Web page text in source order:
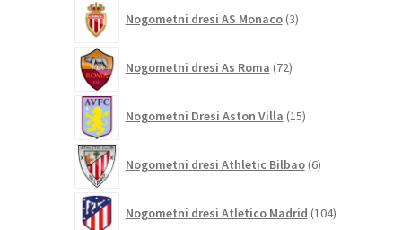
Nogometni dresi AS Monaco 3izdelki
Nogometni dresi As Roma 72izdelkov
Nogometni Dresi Aston Villa 15izdelkov
Nogometni dresi Athletic Bilbao 6izdelkov
Nogometni dresi Atletico Madrid 104izdelki